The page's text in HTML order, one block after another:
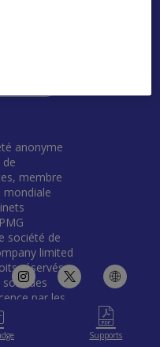
de cookies de
anonyme
membre
mondiale
société de
limited
réservés.
des
par les
de
Pour en
de
Supports